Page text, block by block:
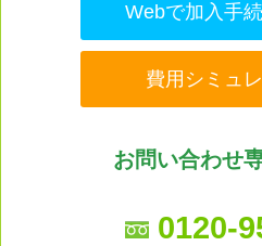
Webで加入手
費用シミュ
お問い合わせ
0120-